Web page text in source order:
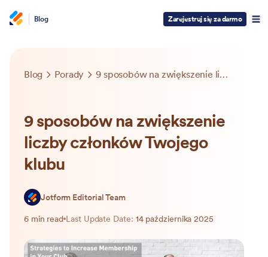
Blog Zarejestruj się za darmo
Blog Porady 9 sposobów na zwiększenie liczby członków Twojego klubu
9 sposobów na zwiększenie
liczby członków Twojego
klubu
Jotform Editorial Team
6 min read Last Update Date: 14 października 2025